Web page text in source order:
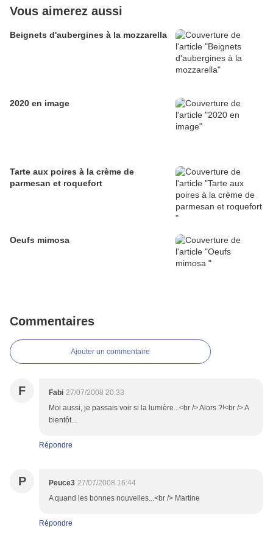
Vous aimerez aussi
Beignets d'aubergines à la mozzarella
2020 en image
Tarte aux poires à la crème de
parmesan et roquefort
Oeufs mimosa
Commentaires
Ajouter un commentaire
F Fabi 27/07/2008 20:33
Moi aussi, je passais voir si la lumière...<br /> Alors ?!<br /> A
bientôt...
Répondre
P Peuce3 27/07/2008 16:44
A quand les bonnes nouvelles...<br /> Martine
Répondre